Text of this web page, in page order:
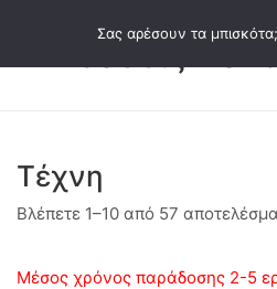
Τέχνη
Βλέπετε 1–10 από 57
Μέσος χρόνος παράδοσης 2-5
Σας αρέσουν τα μπισκότα;